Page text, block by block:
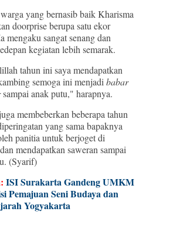
yang bernasib baik Kharisma
doorprise berupa satu ekor
mengaku sangat senang dan
kegiatan lebih semarak.
tahun ini saya mendapatkan
semoga ini menjadi babar
sampai anak putu," harapnya.
membeberkan beberapa tahun
yang sama bapaknya
panitia untuk berjoget di
mendapatkan saweran sampai
(Syarif)
ISI Surakarta Gandeng UMKM
Pemajuan Seni Budaya dan
Yogyakarta